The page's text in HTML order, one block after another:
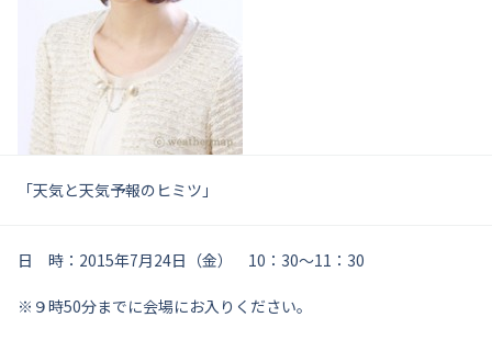
「天気と天気予報のヒミツ」
日 時：2015年7月24日（金） 10：30～11：30
※９時50分までに会場にお入りください。